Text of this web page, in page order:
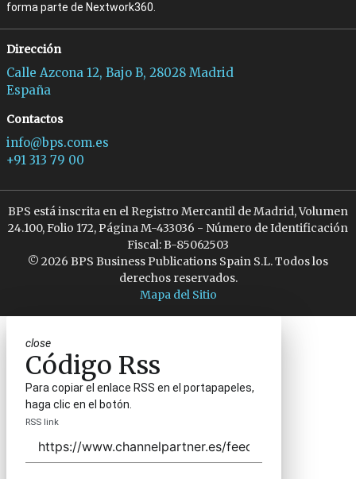
forma parte de Nextwork360.
Dirección
Calle Azcona 12, Bajo B, 28028 Madrid
España
Contactos
info@bps.com.es
+91 313 79 00
BPS está inscrita en el Registro Mercantil de Madrid, Volumen
24.100, Folio 172, Página M-433036 - Número de Identificación
Fiscal: B-85062503
© 2026 BPS Business Publications Spain S.L. Todos los
derechos reservados.
Mapa del Sitio
close
Código Rss
Para copiar el enlace RSS en el portapapeles,
haga clic en el botón.
RSS link